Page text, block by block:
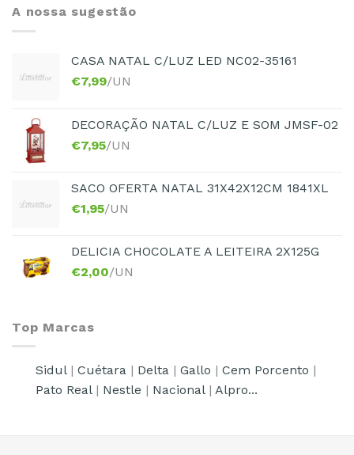
A nossa sugestão
CASA NATAL C/LUZ LED NC02-35161
€7,99/UN
DECORAÇÃO NATAL C/LUZ E SOM JMSF-02
€7,95/UN
SACO OFERTA NATAL 31X42X12CM 1841XL
€1,95/UN
DELICIA CHOCOLATE A LEITEIRA 2X125G
€2,00/UN
Top Marcas
Sidul| Cuétara | Delta | Gallo | Cem Porcento |
Pato Real| Nestle | Nacional| Alpro...